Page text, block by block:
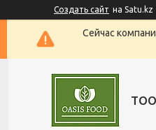
Создать сайт на Satu.kz
Сейчас
ТОО